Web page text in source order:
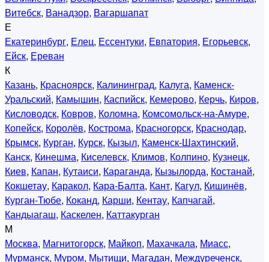
Витебск, Ванадзор, Вагаршапат
Е
Екатеринбург, Елец, Ессентуки, Евпатория, Егорьевск,
Ейск, Ереван
К
Казань, Красноярск, Калининград, Калуга, Каменск-
Уральский, Камышин, Каспийск, Кемерово, Керчь, Киров,
Кисловодск, Ковров, Коломна, Комсомольск-на-Амуре,
Копейск, Королёв, Кострома, Красногорск, Краснодар,
Крымск, Курган, Курск, Кызыл, Каменск-Шахтинский,
Канск, Кинешма, Киселевск, Климов, Колпино, Кузнецк,
Киев, Капан, Кутаиси, Караганда, Кызылорда, Костанай,
Кокшетау, Каракол, Кара-Балта, Кант, Кагул, Кишинёв,
Курган-Тюбе, Коканд, Карши, Кентау, Капчагай,
Кандыагаш, Каскелен, Каттакурган
М
Москва, Магнитогорск, Майкоп, Махачкала, Миасс,
Мурманск, Муром, Мытищи, Магадан, Междуреченск,